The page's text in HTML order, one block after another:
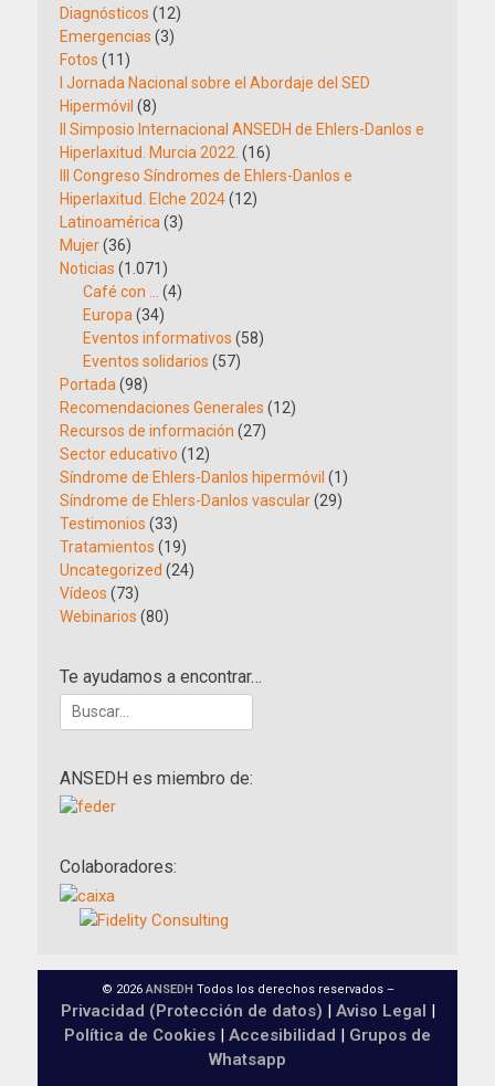
Diagnósticos (12)
Emergencias (3)
Fotos (11)
I Jornada Nacional sobre el Abordaje del SED
Hipermóvil (8)
II Simposio Internacional ANSEDH de Ehlers-Danlos e
Hiperlaxitud. Murcia 2022. (16)
III Congreso Síndromes de Ehlers-Danlos e
Hiperlaxitud. Elche 2024(12)
Latinoamérica (3)
Mujer(36)
Noticias (1.071)
Café con …
(4)
Europa (34)
Eventos informativos (58)
Eventos solidarios (57)
Portada (98)
Recomendaciones Generales (12)
Recursos de información (27)
Sector educativo (12)
Síndrome de Ehlers-Danlos hipermóvil (1)
Síndrome de Ehlers-Danlos vascular(29)
Testimonios (33)
Tratamientos (19)
Uncategorized (24)
Vídeos (73)
Webinarios (80)
Te ayudamos a encontrar…
Buscar:
ANSEDH es miembro de:
Colaboradores:
© 2026ANSEDH Todos los derechos reservados –
Privacidad (Protección de datos) | Aviso Legal |
Política de Cookies | Accesibilidad | Grupos de
Whatsapp